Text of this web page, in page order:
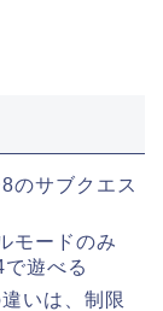
のサブクエス
モードのみ
遊べる
いは、制限